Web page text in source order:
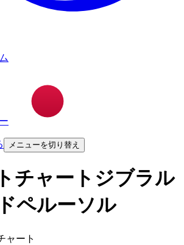
メニューを切り替え
チャートジブラル
ペルーソル
ャート